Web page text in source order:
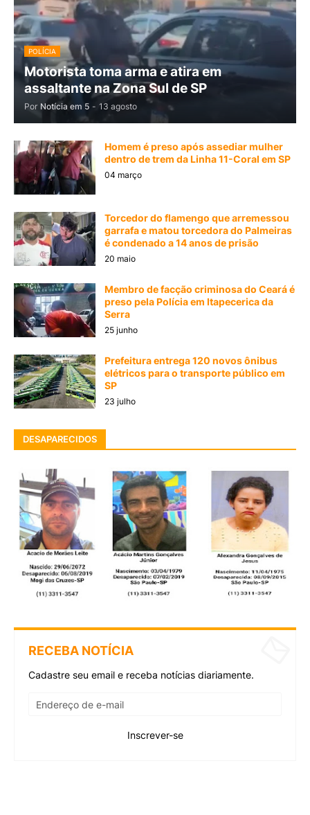
POLÍCIA
Motorista toma arma e atira em
assaltante na Zona Sul de SP
Por Notícia em 5 - 13 agosto
Homem é preso após assediar mulher
dentro de trem da Linha 11-Coral em SP
04 março
Torcedor do flamengo que arremessou
garrafa e matou torcedora do Palmeiras
é condenado a 14 anos de prisão
20 maio
Membro de facção criminosa do Ceará é
preso pela Polícia em Itapecerica da
Serra
25 junho
Prefeitura entrega 120 novos ônibus
elétricos para o transporte público em
SP
23 julho
DESAPARECIDOS
RECEBA NOTÍCIA
Cadastre seu email e receba notícias diariamente.